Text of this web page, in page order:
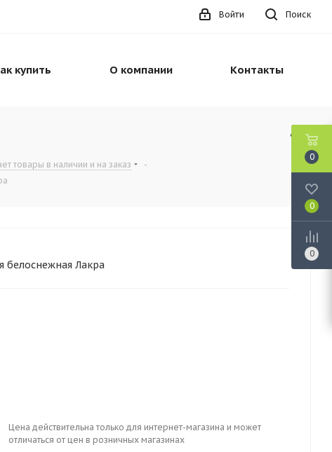
Поиск
Войти
купить О компании Контакты
товары в наличии и на заказ
-
белоснежная Лакра
Цена действительна только для интернет-магазина и может
отличаться от цен в розничных магазинах
0
0
0